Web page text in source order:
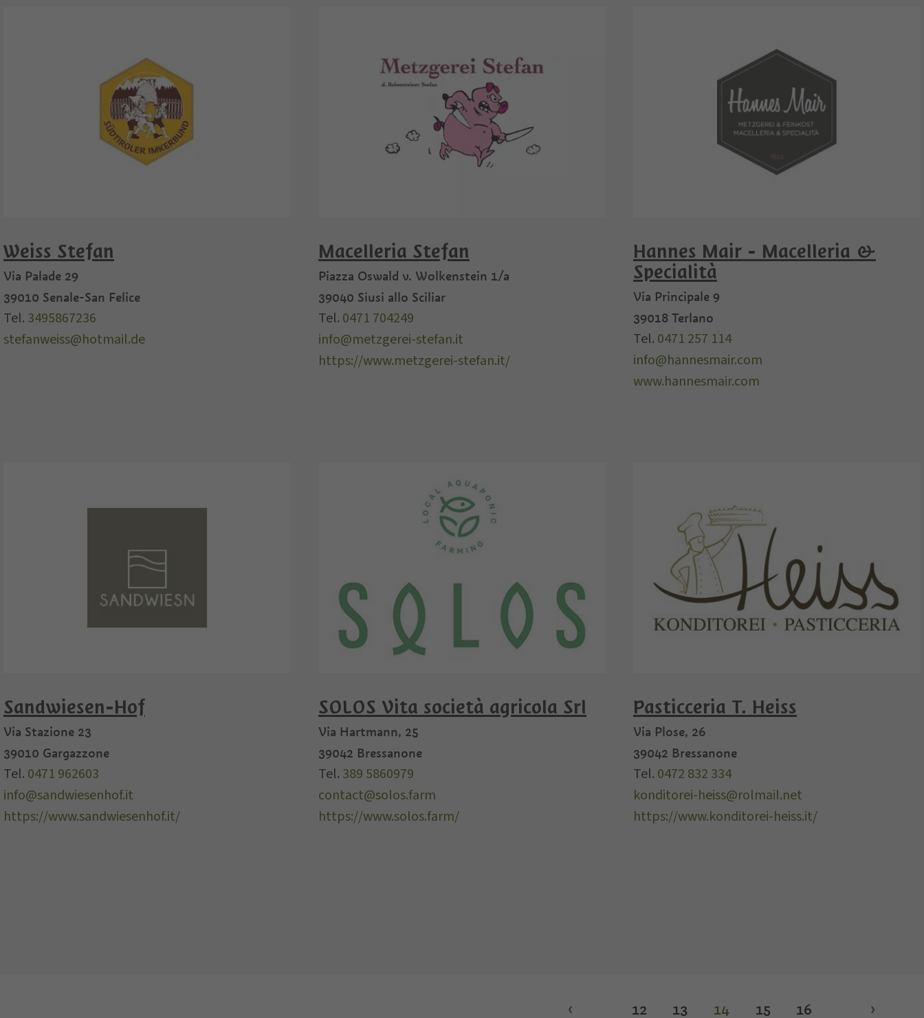
Weiss Stefan
Via Palade 29
39010 Senale-San Felice
Tel. 3495867236
stefanweiss@hotmail.de
Macelleria Stefan
Piazza Oswald v. Wolkenstein 1/a
39040 Siusi allo Sciliar
Tel. 0471 704249
info@metzgerei-stefan.it
https://www.metzgerei-stefan.it/
Hannes Mair - Macelleria &
Specialità
Via Principale 9
39018 Terlano
Tel. 0471 257 114
info@hannesmair.com
www.hannesmair.com
Sandwiesen-Hof
Via Stazione 23
39010 Gargazzone
Tel. 0471 962603
info@sandwiesenhof.it
https://www.sandwiesenhof.it/
SOLOS Vita società agricola Srl
Via Hartmann, 25
39042 Bressanone
Tel. 389 5860979
contact@solos.farm
https://www.solos.farm/
Pasticceria T. Heiss
Via Plose, 26
39042 Bressanone
Tel. 0472 832 334
konditorei-heiss@rolmail.net
https://www.konditorei-heiss.it/
‹ 12 13 14 15 16 ›